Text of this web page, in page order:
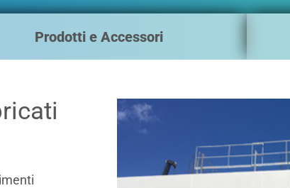
Prodotti e Accessori